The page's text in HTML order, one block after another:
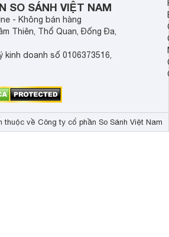
là không cần có nguồn điện nên phù
sinh theo QCVN 6-1:2010/BYT
không cần điện,
máy lọc nước
– 0.1 micromet kết hợp với bộ lọc
vi rút. người sử dụng có thể dễ
lọc sạch bùn, đất, clorine, màu,
thống tự làm sạch giúp kéo dài tuổi
trí: người sử dụng có thể để máy lọc
đến nguồn điện.
SO SÁNH VIỆT NAM
- Không bán hàng
Thiên, Thổ Quan, Đống Đa,
kinh doanh số 0106373516,
về Công ty cổ phần So Sánh Việt Nam